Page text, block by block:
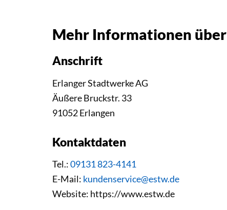
Mehr Informationen über
Anschrift
Erlanger Stadtwerke AG
Äußere Bruckstr. 33
91052 Erlangen
Kontaktdaten
Tel.:09131 823-4141
E-Mail: kundenservice@estw.de
Website: https://www.estw.de